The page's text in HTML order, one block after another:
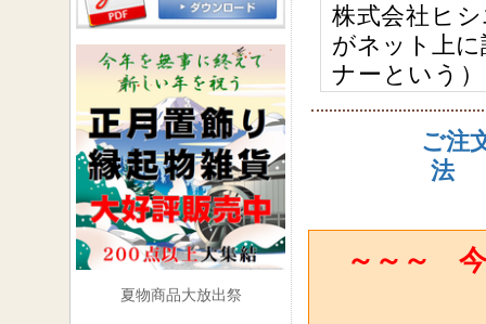
株式会社ヒ
がネット上
ナーという
に掲げる規
■第1条 （購
①本コーナ
②本コーナー
り自動的に
ご注
法
～～～
夏物商品大放出祭